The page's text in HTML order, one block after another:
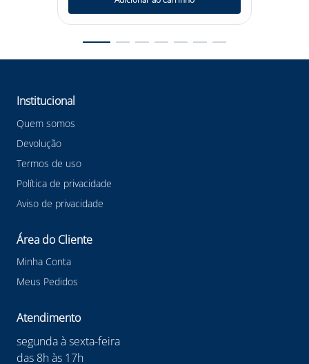
Institucional
Quem somos
Devolução
Termos de uso
Política de privacidade
Aviso de privacidade
Área do Cliente
Minha Conta
Meus Pedidos
Atendimento
segunda à sexta-feira
das 8h às 17h